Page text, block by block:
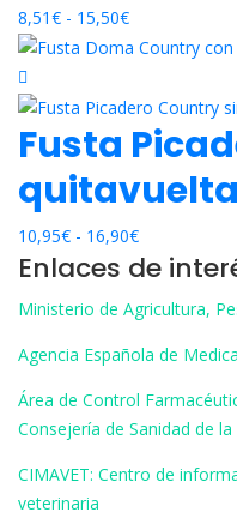
8,51€ - 15,50€Rango
de
desde
8,51€
hasta
15,50€
Fusta
10,95€ - 16,90€Rango
de
desde
10,95€
16,90€
Enlaces de
Ministerio de Agricultura,
Agencia Española de
Área de Control
Consejería de Sanidad de la
CIMAVET: Centro de
veterinaria